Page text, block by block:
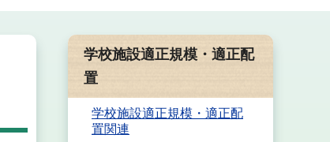
学校施設適正規模・適正配
置
学校施設適正規模・適正配
置関連